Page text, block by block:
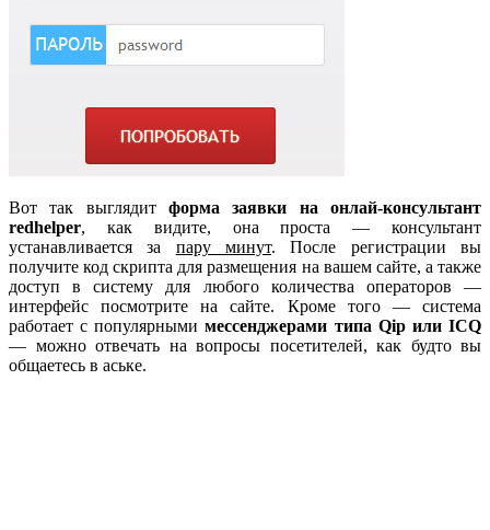
Вот так выглядит форма заявки на онлай-консультант
redhelper, как видите, она проста — консультант
устанавливается за пару минут. После регистрации вы
получите код скрипта для размещения на вашем сайте, а также
доступ в систему для любого количества операторов —
интерфейс посмотрите на сайте. Кроме того — система
работает с популярнымимессенджерами типа Qip или ICQ
— можно отвечать на вопросы посетителей, как будто вы
общаетесь в аське.